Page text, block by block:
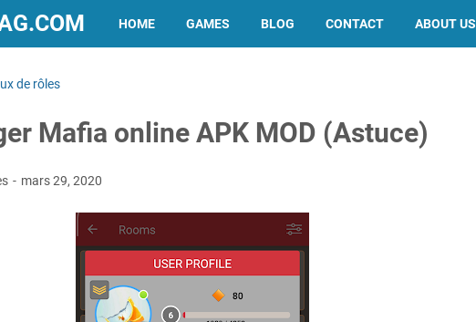
HOME GAMES BLOG CONTACT ABOUT US
de rôles
Mafia online APK MOD (Astuce)
mars 29, 2020